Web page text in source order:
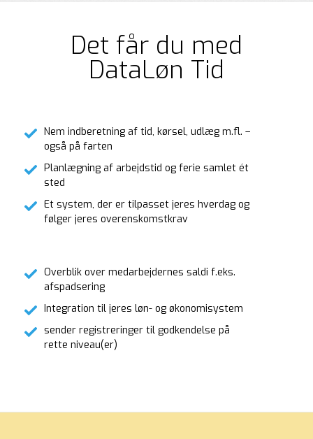
Det får du med
DataLøn Tid
Nem indberetning af tid, kørsel, udlæg m.fl. –
også på farten
Planlægning af arbejdstid og ferie samlet ét
sted
Et system, der er tilpasset jeres hverdag og
følger jeres overenskomstkrav
Overblik over medarbejdernes saldi f.eks.
afspadsering
Integration til jeres løn- og økonomisystem
sender registreringer til godkendelse på
rette niveau(er)